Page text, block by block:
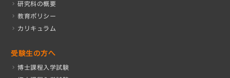
研究科の概要
教育ポリシー
カリキュラム
受験生の方へ
博士課程入学試験